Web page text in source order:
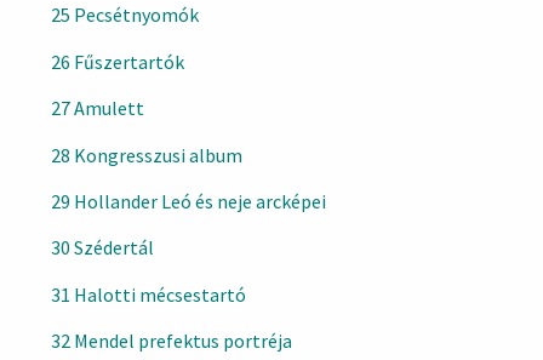
25 Pecsétnyomók
26 Fűszertartók
27 Amulett
28 Kongresszusi album
29 Hollander Leó és neje arcképei
30 Szédertál
31 Halotti mécsestartó
32 Mendel prefektus portréja